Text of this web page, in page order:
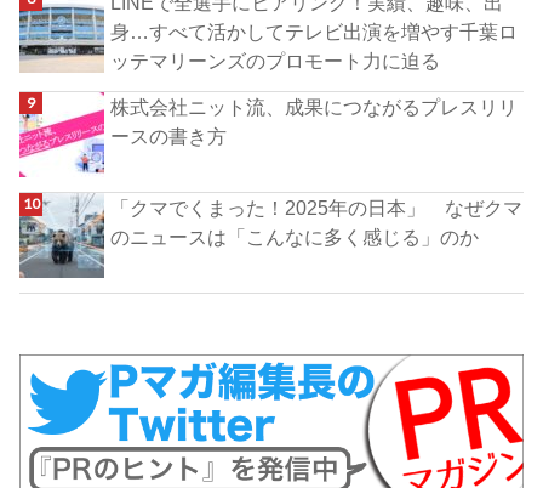
身…すべて活かしてテレビ出演を増やす千葉ロ
ッテマリーンズのプロモート力に迫る
株式会社ニット流、成果につながるプレスリリ
ースの書き方
「クマでくまった！2025年の日本」 なぜクマ
のニュースは「こんなに多く感じる」のか